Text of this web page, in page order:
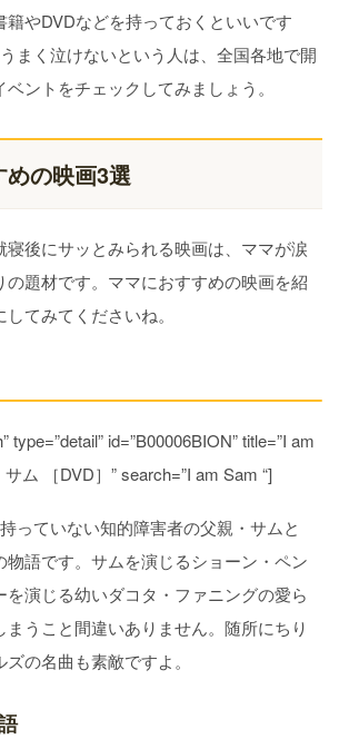
やDVDなどを持っておくといいです
まく泣けないという人は、全国各地で開
ントをチェックしてみましょう。
の映画3選
寝後にサッとみられる映画は、ママが涙
の題材です。ママにおすすめの映画を紹
てみてくださいね。
type=”detail” id=”B00006BION” title=”I am
ム ［DVD］” search=”I am Sam “]
っていない知的障害者の父親・サムと
物語です。サムを演じるショーン・ペン
演じる幼いダコタ・ファニングの愛ら
まうこと間違いありません。随所にちり
の名曲も素敵ですよ。